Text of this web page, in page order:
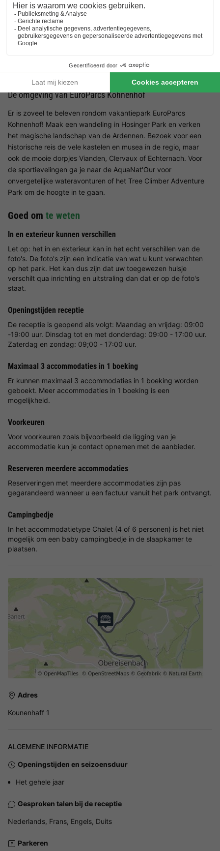
De keuze is aan u op vakantiepark EuroParcs Kohnenhof! Als u
graag met de voeten onder de tafel komt, bezoek dan het
restaurant van het park, dat bekend staat om zijn moderne
inrichting en zijn prachtige terras. Het is geopend voor lunch,
het park te bezoeken, die perfect is voor het ontbijt of als je
trek hebt!
De omgeving van EuroParcs Kohnenhof
Er is zoveel te beleven rondom vakantiepark EuroParcs
Kohnenhof! Maak een wandeling in Hosinger Park en verken
het magische landschap van de Ardennen. Bezoek voor een
historische reis de vele kastelen en musea in de regio, maar
ook de mooie dorpjes Vianden, Clervaux of Echternach. Voor
de sportievelingen ga je naar de AquaNat'Our voor
onvergetelijke wateravonturen of het Tree Climber Adventure
Park om de hoogte in te gaan.
Goed om te weten
In en exterieur kunnen verschillen
Let op: het in en exterieur kan in het echt verschillen van de
foto's. De foto's zijn een indicatie van wat u kunt verwachten
op het park. Het kan dus zijn dat uw toegewezen huisje
verschilt qua inrichting en uitstraling dan dat er op de foto's
staat.
Openingstijden receptie
De receptie is geopend als volgt: Maandag en vrijdag: 09:00
-19:00 uur. Dinsdag tot en met donderdag: 09:00 - 17:00 uur.
Zaterdag en zondag: 09;00 - 17:00 uur.
Maximaal 3 accommodaties in 1 boeking
Er kunnen maximaal 3 accommodaties in 1 boeking worden
geboekt. Meer accommodaties in 1 boeking is een
mogelijkheid.
Voorkeuren
Voor voorkeuren zoals bijvoorbeeld de ligging van je
accommodatie kun je contact opnemen met de aanbieder.
Reserveren meerdere accommodaties
Reserveringen met meerdere accommodaties zijn pas
gegarandeerd wanneer u een factuur vanuit het park ontvangt.
Campingbedje
In het accommodatietype Chalet (4 of 6 personen) is het niet
mogelijk om een baby campingbedje in de slaapkamer te
plaatsen.
Adres
Kounenhaff 1
ALGEMENE INFORMATIE
Openingstijden en seizoensduur
Het gehele jaar
Gesproken talen bij de receptie
Nederlands, Frans, Engels, Duits
Parkeren